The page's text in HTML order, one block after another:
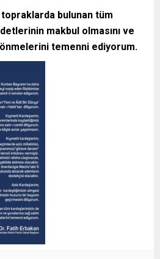
bulunan tüm
makbul olmasını ve
temenni ediyorum.